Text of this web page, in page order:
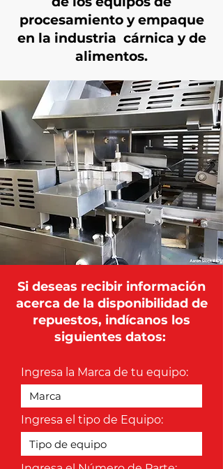
procesamiento y empaque
en la industria cárnica y de
alimentos.
Si deseas recibir información
acerca de la disponibilidad de
repuestos, indícanos los
siguientes datos:
Ingresa la Marca de tu equipo:
Ingresa el tipo de Equipo: